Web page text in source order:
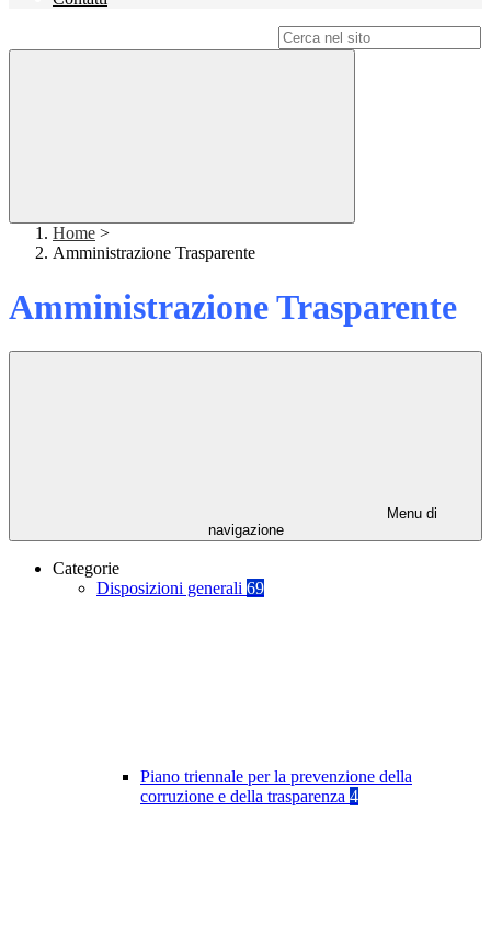
Home >
Amministrazione Trasparente
Amministrazione Trasparente
Menu di
navigazione
Categorie
Disposizioni generali 69
Piano triennale per la prevenzione della
corruzione e della trasparenza 4